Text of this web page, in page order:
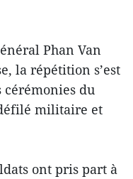
Phan Van
la répétition s’est
cérémonies du
militaire et
ont pris part à